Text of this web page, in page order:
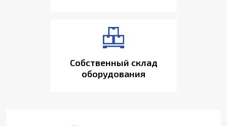
Собственный склад
оборудования